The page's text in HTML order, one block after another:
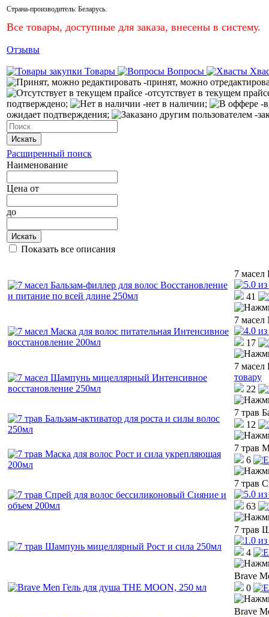
Страна-производитель: Беларусь.
Все товары, доступные для заказа, внесены в систему.
Отзывы
Товары Вопросы
-принят, можно
-отсутствует в текущем
подтверждено;
-нет в наличии;
-
ожидает подтверждения;
-
Искать
Расширенный поиск
Наименование
Цена от
до
Искать
Показать все описания
7 масел
41
7 масел
17
7
товару
22
7 трав
12
7 трав
6
7 трав
63
7 трав
4
Brave
0
Brave